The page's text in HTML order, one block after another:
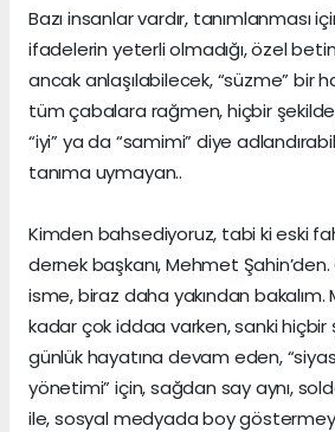
Bazı insanlar vardır, tanımlanması
ifadelerin yeterli olmadığı, özel
ancak anlaşılabilecek, “süzme” bir
tüm çabalara rağmen, hiçbir
“iyi” ya da “samimi” diye
tanıma uymayan..
Kimden bahsediyoruz, tabi ki eski
dernek başkanı, Mehmet
isme, biraz daha yakından bakalım.
kadar çok iddaa varken, sanki hiçbir
günlük hayatına devam eden,
yönetimi” için, sağdan say aynı,
ile, sosyal medyada boy